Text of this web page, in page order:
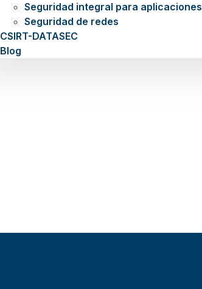
Seguridad integral para aplicaciones
Seguridad de redes
CSIRT-DATASEC
Blog